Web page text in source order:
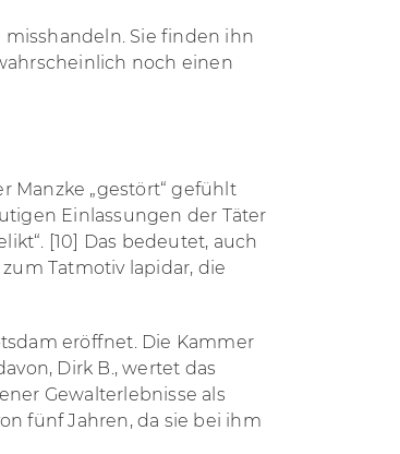
Sie finden ihn
noch einen
Manzke „gestört“ gefühlt
Einlassungen der Täter
[10] Das bedeutet, auch
Tatmotiv lapidar, die
eröffnet. Die Kammer
Dirk B., wertet das
Gewalterlebnisse als
fünf Jahren, da sie bei ihm